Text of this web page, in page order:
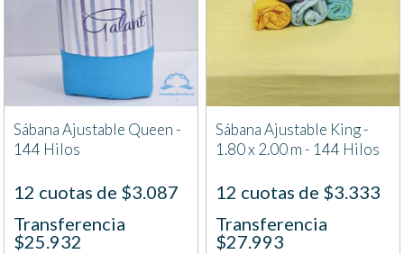
Sábana Ajustable Queen -
144 Hilos
12 cuotas de $3.087
Transferencia
$25.932
Sábana Ajustable King -
1.80 x 2.00 m - 144 Hilos
12 cuotas de $3.333
Transferencia
$27.993